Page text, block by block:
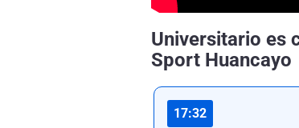
Universitario es
Sport Huancayo
17:32